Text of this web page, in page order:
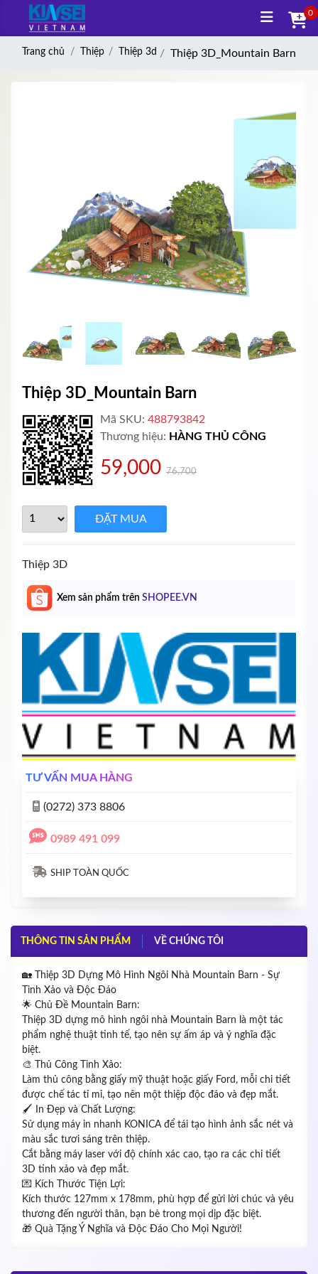
0
Trang chủ Thiệp Thiệp 3d Thiệp 3D_Mountain Barn
Thiệp 3D_Mountain Barn
Mã SKU: 488793842
Thương hiệu: HÀNG THỦ CÔNG
59,000 76,700
Thiệp 3D
Xem sản phẩm trên SHOPEE.VN
TƯ VẤN MUA HÀNG
(0272) 373 8806
0989 491 099
SHIP TOÀN QUỐC
THÔNG TIN SẢN PHẨM VỀ CHÚNG TÔI
🏡 Thiệp 3D Dựng Mô Hình Ngôi Nhà Mountain Barn - Sự
Tinh Xảo và Độc Đáo
🌟 Chủ Đề Mountain Barn:
Thiệp 3D dựng mô hình ngôi nhà Mountain Barn là một tác
phẩm nghệ thuật tinh tế, tạo nên sự ấm áp và ý nghĩa đặc
biệt.
🎨 Thủ Công Tinh Xảo:
Làm thủ công bằng giấy mỹ thuật hoặc giấy Ford, mỗi chi tiết
được chế tác tỉ mỉ, tạo nên một thiệp độc đáo và đẹp mắt.
🖌️ In Đẹp và Chất Lượng:
Sử dụng máy in nhanh KONICA để tái tạo hình ảnh sắc nét và
màu sắc tươi sáng trên thiệp.
Cắt bằng máy laser với độ chính xác cao, tạo ra các chi tiết
3D tinh xảo và đẹp mắt.
💌 Kích Thước Tiện Lợi:
Kích thước 127mm x 178mm, phù hợp để gửi lời chúc và yêu
thương đến người thân, bạn bè trong mọi dịp đặc biệt.
🎁 Quà Tặng Ý Nghĩa và Độc Đáo Cho Mọi Người!